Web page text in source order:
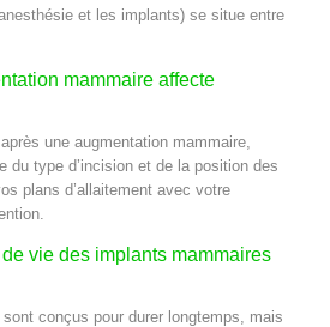
et les implants) se situe entre
mammaire affecte
après une augmentation mammaire,
du type d’incision et de la position des
plans d’allaitement avec votre
vie des implants mammaires
conçus pour durer longtemps, mais